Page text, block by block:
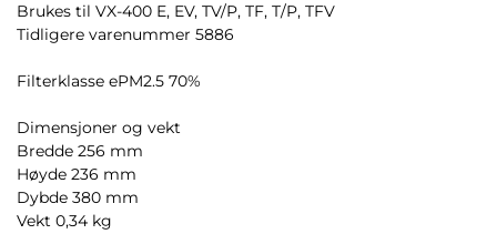
Brukes til VX-400 E, EV, TV/P, TF, T/P, TFV
Tidligere varenummer 5886
Filterklasse ePM2.5 70%
Dimensjoner og vekt
Bredde 256 mm
Høyde 236 mm
Dybde 380 mm
Vekt 0,34 kg